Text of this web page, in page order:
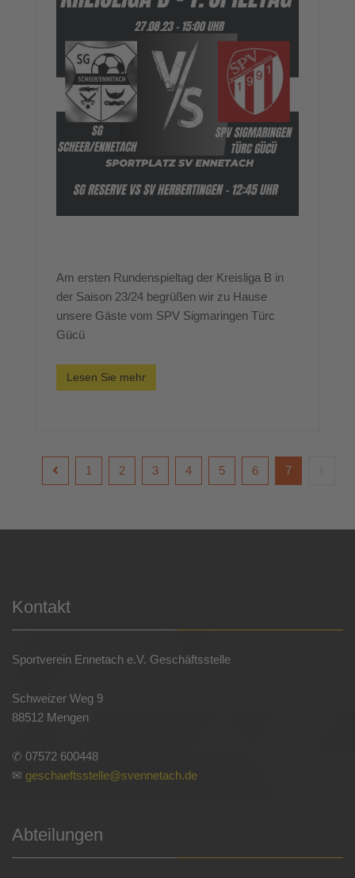
Am ersten Rundenspieltag der Kreisliga B in
der Saison 23/24 begrüßen wir zu Hause
unsere Gäste vom SPV Sigmaringen Türc
Gücü
Lesen Sie mehr
1 2 3 4 5 6 7
Kontakt
Sportverein Ennetach e.V. Geschäftsstelle
Schweizer Weg 9
88512 Mengen
✆ 07572 600448
✉ geschaeftsstelle@svennetach.de
Abteilungen